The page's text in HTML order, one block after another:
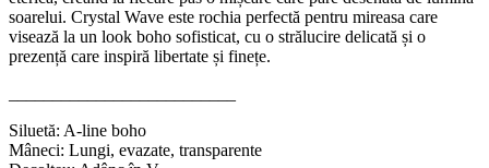
soarelui. Crystal Wave este rochia perfectă pentru mireasa care
visează la un look boho sofisticat, cu o strălucire delicată și o
prezență care inspiră libertate și finețe.
Siluetă: A-line boho
Mâneci: Lungi, evazate, transparente